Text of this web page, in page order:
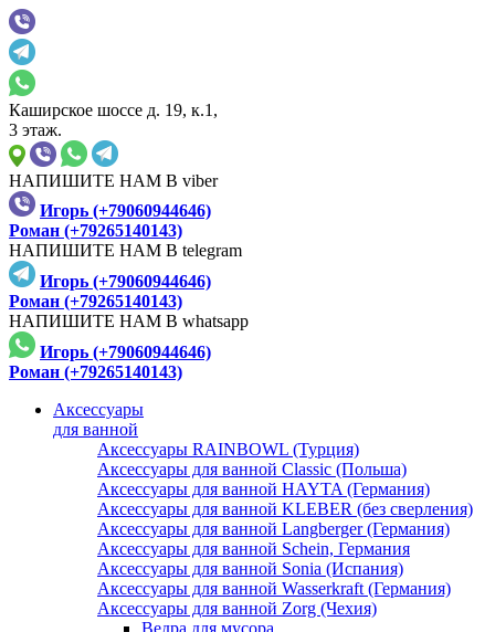
Каширское шоссе д. 19, к.1,
3 этаж.
НАПИШИТЕ НАМ В viber
Игорь (+79060944646)
Роман (+79265140143)
НАПИШИТЕ НАМ В telegram
Игорь (+79060944646)
Роман (+79265140143)
НАПИШИТЕ НАМ В whatsapp
Игорь (+79060944646)
Роман (+79265140143)
Аксессуары
для ванной
Аксессуары RAINBOWL (Турция)
Аксессуары для ванной Classic (Польша)
Аксессуары для ванной HAYTA (Германия)
Аксессуары для ванной KLEBER (без сверления)
Аксессуары для ванной Langberger (Германия)
Аксессуары для ванной Schein, Германия
Аксессуары для ванной Sonia (Испания)
Аксессуары для ванной Wasserkraft (Германия)
Аксессуары для ванной Zorg (Чехия)
Ведра для мусора